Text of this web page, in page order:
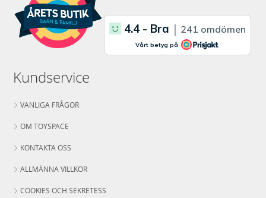
Kundservice
VANLIGA FRÅGOR
OM TOYSPACE
KONTAKTA OSS
ALLMÄNNA VILLKOR
COOKIES OCH SEKRETESS